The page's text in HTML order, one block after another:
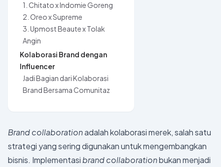
1. Chitato x Indomie Goreng
2. Oreo x Supreme
3. Upmost Beaute x Tolak
Angin
Kolaborasi Brand dengan
Influencer
Jadi Bagian dari Kolaborasi
Brand Bersama Comunitaz
Brand collaborationadalah kolaborasi merek, salah satu
strategi yang sering digunakan untuk mengembangkan
bisnis. Implementasibrand collaborationbukan menjadi